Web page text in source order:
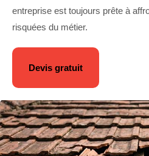
entreprise est toujours prête à
risquées du métier.
Devis gratuit